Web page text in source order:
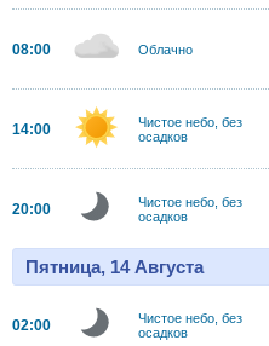
08:00 Облачно
14:00
Чистое небо, без
осадков
20:00
Чистое небо, без
осадков
Пятница, 14 Августа
02:00
Чистое небо, без
осадков